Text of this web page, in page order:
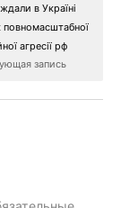
в Україні
повномасштабної
агресії рф
запись